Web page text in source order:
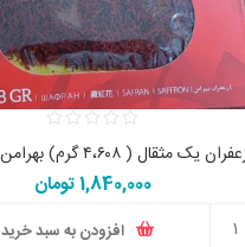
1,840,000 تومان
افزودن به سبد خرید